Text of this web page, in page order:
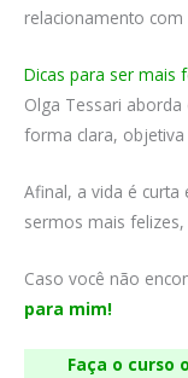
relacionamento
Dicas para ser mais
Olga Tessari
forma clara,
Afinal, a vida é
sermos mais felizes,
Caso você não
para mim!
Faça o curso